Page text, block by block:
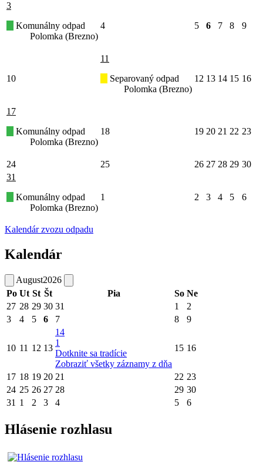
3
Komunálny odpad
Polomka (Brezno)
4 5 6 7 8 9
10
11
Separovaný odpad
Polomka (Brezno)
12 13 14 15 16
17
Komunálny odpad
Polomka (Brezno)
18 19 20 21 22 23
24 25 26 27 28 29 30
31
Komunálny odpad
Polomka (Brezno)
1 2 3 4 5 6
Kalendár zvozu odpadu
Kalendár
August2026
Po Ut St Št Pia So Ne
27 28 29 30 31 1
2
3
4 5 6 7 8 9
10 11 12 13
14
1
Dotknite sa tradície
Zobraziť všetky záznamy z dňa
15 16
17 18 19 20 21 22 23
24 25 26 27 28 29 30
31 1 2 3 4 5 6
Hlásenie rozhlasu